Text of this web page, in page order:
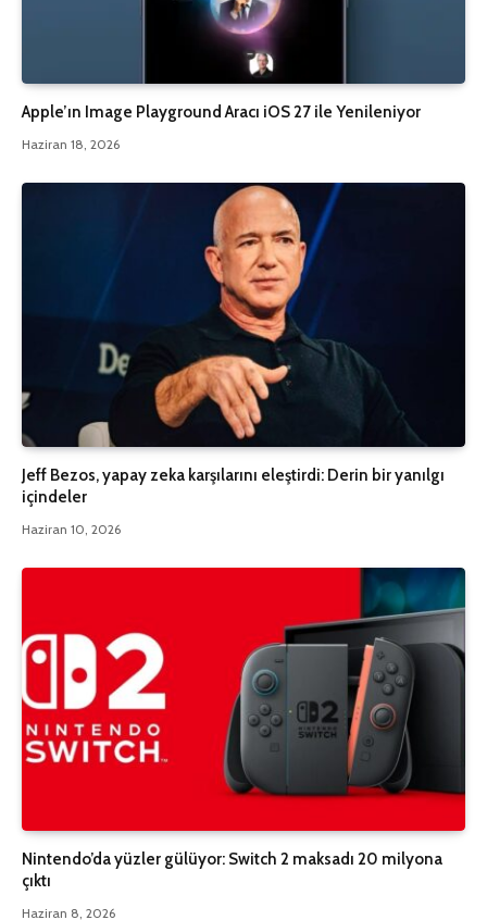
Apple’ın Image Playground Aracı iOS 27 ile Yenileniyor
Haziran 18, 2026
Jeff Bezos, yapay zeka karşılarını eleştirdi: Derin bir yanılgı
içindeler
Haziran 10, 2026
Nintendo’da yüzler gülüyor: Switch 2 maksadı 20 milyona
çıktı
Haziran 8, 2026